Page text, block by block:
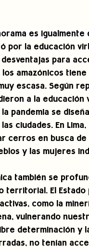
es
por la educación
para
los amazónicos
escasa. Según
a la
pandemia se
ciudades. En
cerros en busca
y las mujeres
también se
territorial. El
como la
vulnerando
determinación y
no tenían